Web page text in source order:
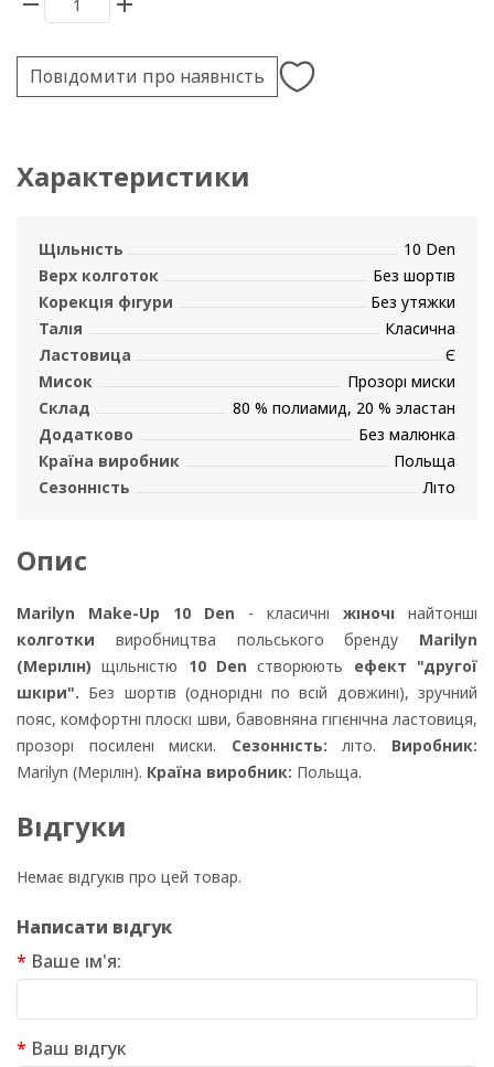
Повідомити про наявність
Характеристики
Щільність
10 Den
Верх колготок
Без шортів
Корекція фігури
Без утяжки
Талія
Класична
Ластовица
Є
Мисок
Прозорі миски
Склад
80 % полиамид, 20 % эластан
Додатково
Без малюнка
Країна виробник
Польща
Сезонність
Літо
Опис
Marilyn Make-Up 10 Den - класичні жіночі найтонші
колготки виробництва польського бренду Marilyn
(Мерілін) щільністю 10 Den створюють ефект "другої
шкіри". Без шортів (однорідні по всій довжині), зручний
пояс, комфортні плоскі шви, бавовняна гігієнічна ластовиця,
прозорі посилені миски. Сезонність:літо. Виробник:
Marilyn (Мерілін). Країна виробник: Польща.
Відгуки
Немає відгуків про цей товар.
Написати відгук
Ваше ім'я:
Ваш відгук